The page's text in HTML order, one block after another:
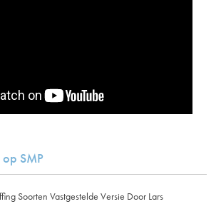
SMP
Soorten Vastgestelde Versie Door Lars